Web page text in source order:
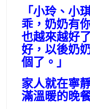
「小玲、小
乖，奶奶有
也越來越好
好，以後奶
個了。」
家人就在寧
滿溫暖的晚